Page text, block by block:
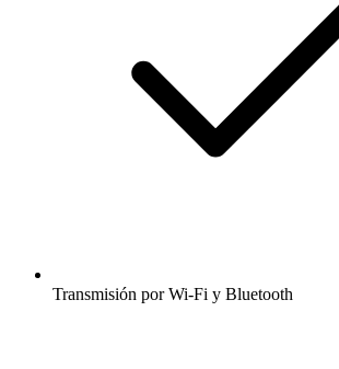
Transmisión por Wi-Fi y Bluetooth